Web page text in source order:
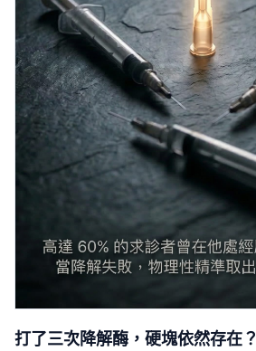
打了三次降解酶，硬塊依然存在？